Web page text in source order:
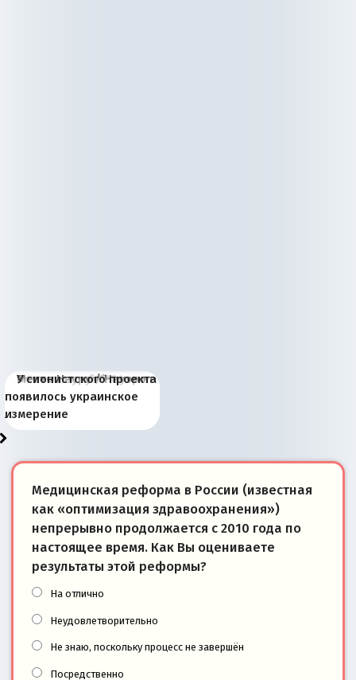
Киевская марионетка
Запада рассказала о
«переобувании» хозяев
В России назрели
перемены: 15 шагов к
суверенной экономике
Миграционный пожар
Европы
Россия начинает
сбрасывать балласт
Анкориджа
Россия зимой 1904
года: первые уступки во
внутренней политике
Русская нация вчера и
сегодня
Почему правый крах в
Варшаве не поможет её
отношениям с Россией?
Место Науру / Науэро в
современной истории
Южной Осетии
У сионистского проекта
появилось украинское
измерение
Медицинская реформа в России (известная
как «оптимизация здравоохранения»)
непрерывно продолжается с 2010 года по
настоящее время. Как Вы оцениваете
результаты этой реформы?
На отлично
Неудовлетворительно
Не знаю, поскольку процесс не завершён
Посредственно